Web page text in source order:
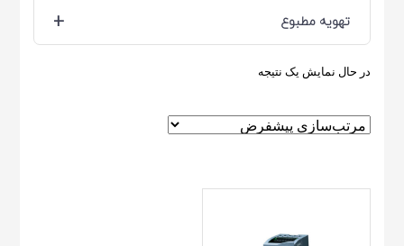
+ تهویه مطبوع
در حال نمایش یک نتیجه